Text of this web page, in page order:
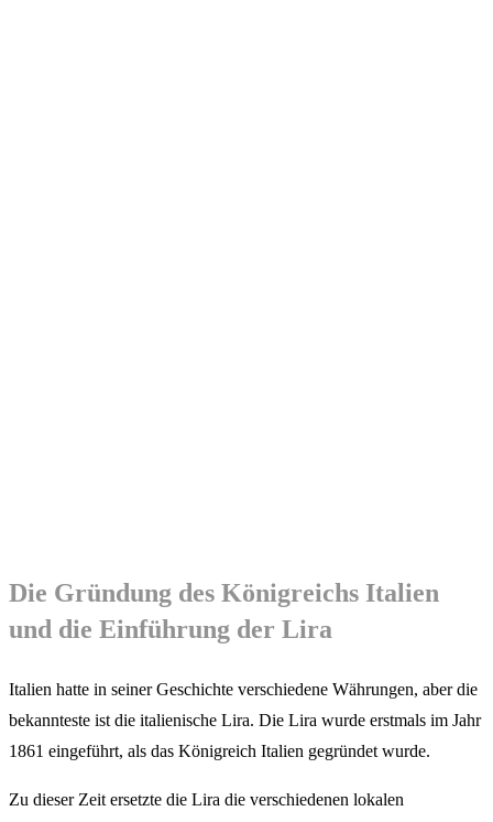
Die Gründung des Königreichs Italien
und die Einführung der Lira
Italien hatte in seiner Geschichte verschiedene Währungen, aber die
bekannteste ist die italienische Lira. Die Lira wurde erstmals im Jahr
1861 eingeführt, als das Königreich Italien gegründet wurde.
Zu dieser Zeit ersetzte die Lira die verschiedenen lokalen